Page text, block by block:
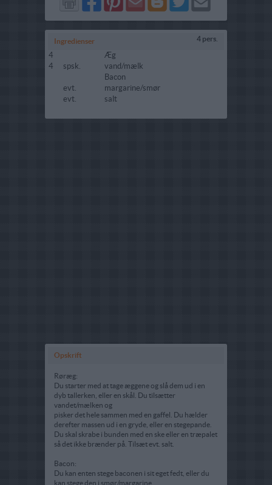
på
Facebook
på
Pinterest
via
GMail
på
Blogger
på
Twitter
Ingredienser 4 pers.
4
Æg
4
spsk.
vand/mælk
Bacon
evt.
margarine/smør
evt.
salt
Opskrift
Røræg:
Du starter med at tage æggene og slå dem ud i en
dyb tallerken, eller en skål. Du tilsætter
vandet/mælken og
pisker det hele sammen med en gaffel. Du hælder
derefter massen ud i en gryde, eller en stegepande.
Du skal skrabe i bunden med en ske eller en træpalet
så det ikke brænder på. Tilsæt evt. salt.
Bacon:
Du kan enten stege baconen i sit eget fedt, eller du
kan stege den i smør/margarine